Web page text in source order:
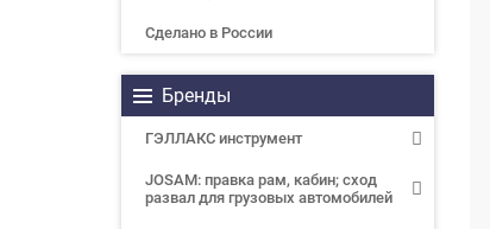
Сделано в России
Бренды
ГЭЛЛАКС инструмент
JOSAM: правка рам, кабин; сход
развал для грузовых автомобилей